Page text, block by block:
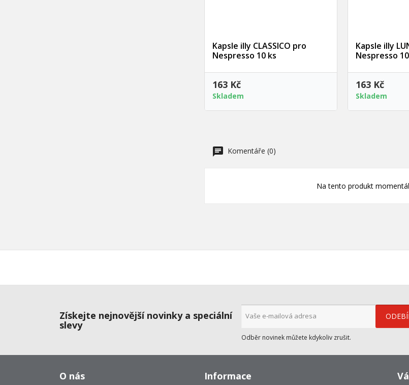
Rychlý náhled
Kapsle illy CLASSICO pro
Nespresso 10 ks
163 Kč
Skladem
Kapsle illy
Nespresso
163 Kč
Skladem
Komentáře (0)
Na tento produkt
Získejte nejnovější novinky a speciální
slevy
Odběr novinek můžete kdykoliv zrušit.
O nás Informace